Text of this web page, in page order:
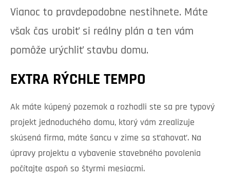
Vianoc to pravdepodobne nestihnete. Máte
však čas urobiť si reálny plán a ten vám
pomôže urýchliť stavbu domu.
EXTRA RÝCHLE TEMPO
Ak máte kúpený pozemok a rozhodli ste sa pre typový
projekt jednoduchého domu, ktorý vám zrealizuje
skúsená firma, máte šancu v zime sa sťahovať. Na
úpravy projektu a vybavenie stavebného povolenia
počítajte aspoň so štyrmi mesiacmi.